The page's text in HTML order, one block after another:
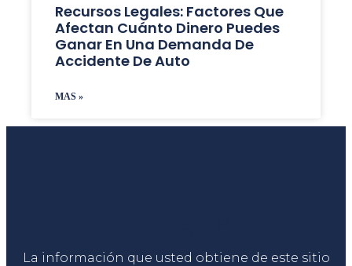
Recursos Legales: Factores Que
Afectan Cuánto Dinero Puedes
Ganar En Una Demanda De
Accidente De Auto
MAS »
La información que usted obtiene de este sitio